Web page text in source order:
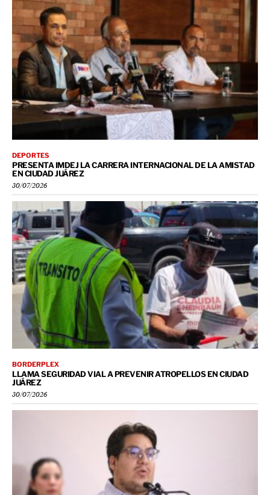
DEPORTES
PRESENTA IMDEJ LA CARRERA INTERNACIONAL DE LA AMISTAD
EN CIUDAD JUÁREZ
30/07/2026
BORDERPLEX
LLAMA SEGURIDAD VIAL A PREVENIR ATROPELLOS EN CIUDAD
JUÁREZ
30/07/2026